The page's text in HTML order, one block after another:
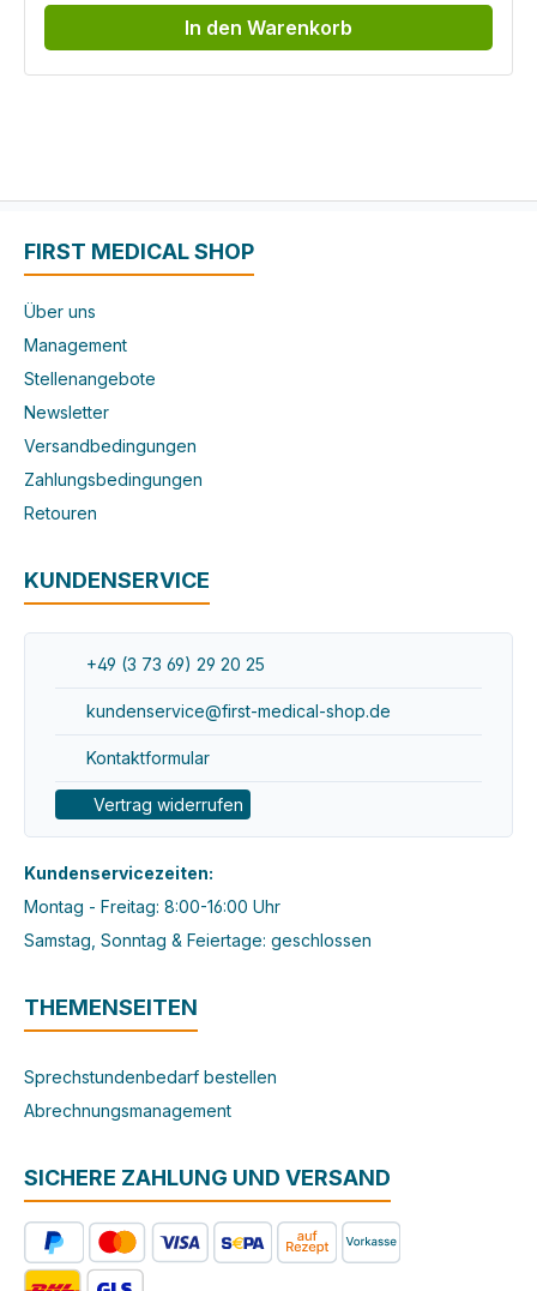
In den Warenkorb
FIRST MEDICAL SHOP
Über uns
Management
Stellenangebote
Newsletter
Versandbedingungen
Zahlungsbedingungen
Retouren
KUNDENSERVICE
+49 (3 73 69) 29 20 25
kundenservice@first-medical-shop.de
Kontaktformular
Vertrag widerrufen
Kundenservicezeiten:
Montag - Freitag: 8:00-16:00 Uhr
Samstag, Sonntag & Feiertage: geschlossen
THEMENSEITEN
Sprechstundenbedarf bestellen
Abrechnungsmanagement
SICHERE ZAHLUNG UND VERSAND